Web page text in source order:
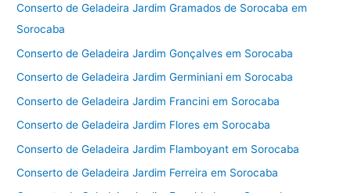
Conserto de Geladeira Jardim Gramados de Sorocaba em
Sorocaba
Conserto de Geladeira Jardim Gonçalves em Sorocaba
Conserto de Geladeira Jardim Germiniani em Sorocaba
Conserto de Geladeira Jardim Francini em Sorocaba
Conserto de Geladeira Jardim Flores em Sorocaba
Conserto de Geladeira Jardim Flamboyant em Sorocaba
Conserto de Geladeira Jardim Ferreira em Sorocaba